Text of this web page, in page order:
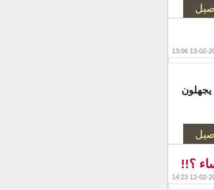
يجهلون
؟!!